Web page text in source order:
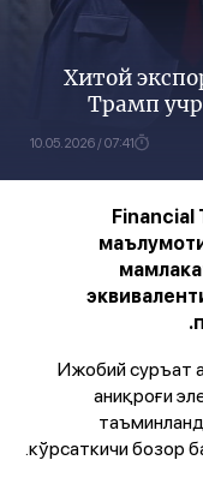
Хитой
Трамп
07:41 / 10.05.2026
Ижобий суръат
аниқроғи
кўрсаткичи бозор